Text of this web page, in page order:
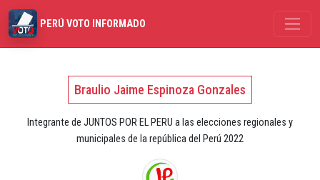
PERÚ VOTO INFORMADO
Braulio Jaime Espinoza Gonzales
Integrante de JUNTOS POR EL PERU a las elecciones regionales y
municipales de la república del Perú 2022